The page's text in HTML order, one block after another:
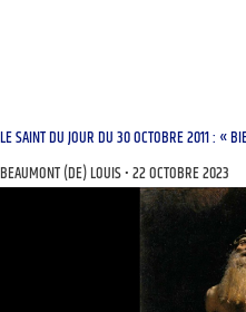
LE SAINT DU JOUR DU 30 OCTOBRE 2011 : «
BEAUMONT (DE) LOUIS 22 OCTOBRE 2023